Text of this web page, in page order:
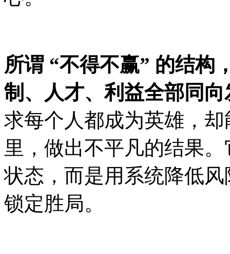
所谓 “不得不赢” 的结构
制、人才、利益全部同
求每个人都成为英雄，
里，做出不平凡的结果
状态，而是用系统降低
锁定胜局。